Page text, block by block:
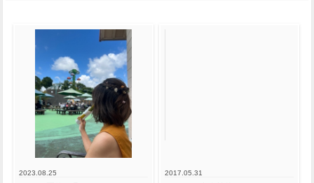
2023.08.25 2017.05.31